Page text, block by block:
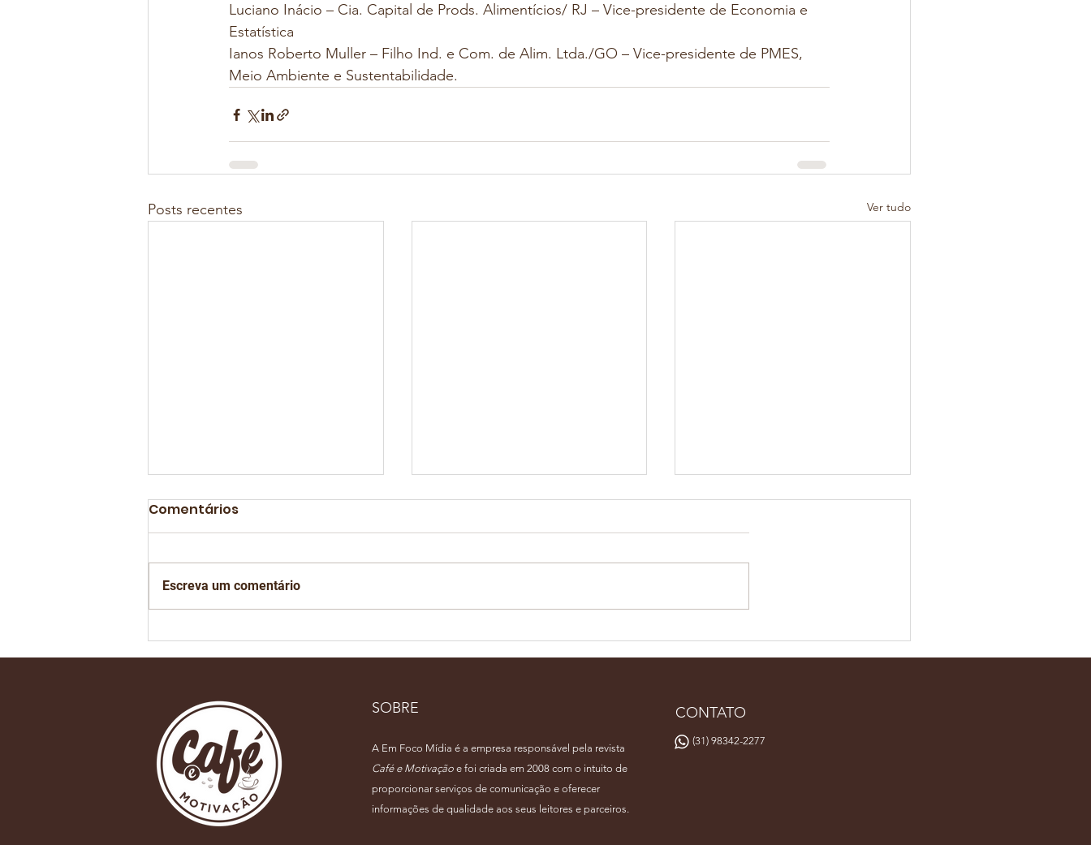
Luciano Inácio – Cia. Capital de Prods. Alimentícios/ RJ – Vice-presidente de Economia e
Estatística
Ianos Roberto Muller – Filho Ind. e Com. de Alim. Ltda./GO – Vice-presidente de PMES,
Meio Ambiente e Sustentabilidade.
Posts recentes Ver tudo
Está chegando o dia de
mais um São Paulo
do Ibirapuera em São
Paulo
Pernambuco Café Show
reúne especialistas em
Barista brasileira
representará o país em
de concurso no México
Comentários
Escreva um comentário
SOBRE
A Em Foco Mídia é a empresa responsável pela revista
Café e Motivação e foi criada em 2008 com o intuito de
proporcionar serviços de comunicação e oferecer
informações de qualidade aos seus leitores e parceiros.
CONTATO
(31) 98342-2277